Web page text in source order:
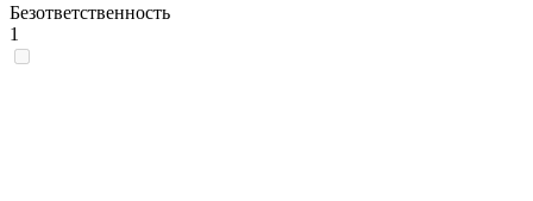
Безответственность
1